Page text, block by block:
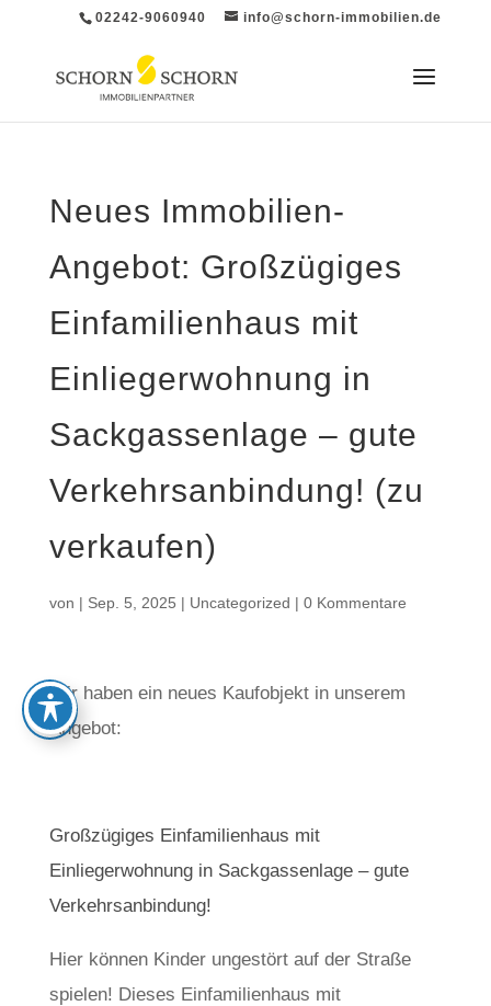
02242-9060940 info@schorn-immobilien.de
Neues Immobilien-
Angebot: Großzügiges
Einfamilienhaus mit
Einliegerwohnung in
Sackgassenlage – gute
Verkehrsanbindung! (zu
verkaufen)
von | Sep. 5, 2025 | Uncategorized | 0 Kommentare
Wir haben ein neues Kaufobjekt in unserem
Angebot:
Großzügiges Einfamilienhaus mit
Einliegerwohnung in Sackgassenlage – gute
Verkehrsanbindung!
Hier können Kinder ungestört auf der Straße
spielen! Dieses Einfamilienhaus mit